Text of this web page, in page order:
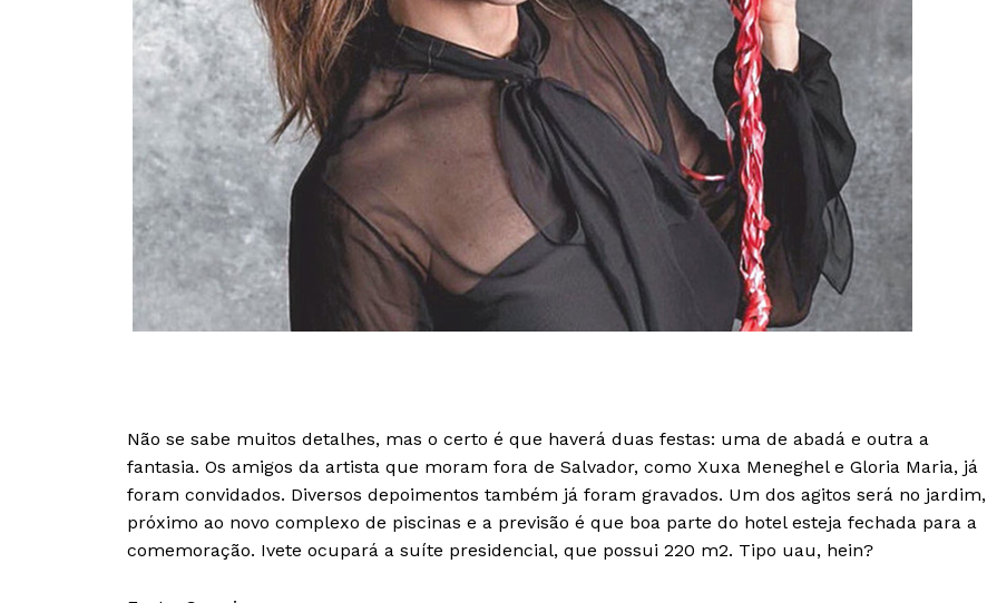
Não se sabe muitos detalhes, mas o certo é que haverá duas festas: uma de abadá e outra a
fantasia. Os amigos da artista que moram fora de Salvador, como Xuxa Meneghel e Gloria Maria, já
foram convidados. Diversos depoimentos também já foram gravados. Um dos agitos será no jardim,
próximo ao novo complexo de piscinas e a previsão é que boa parte do hotel esteja fechada para a
comemoração. Ivete ocupará a suíte presidencial, que possui 220 m2. Tipo uau, hein?